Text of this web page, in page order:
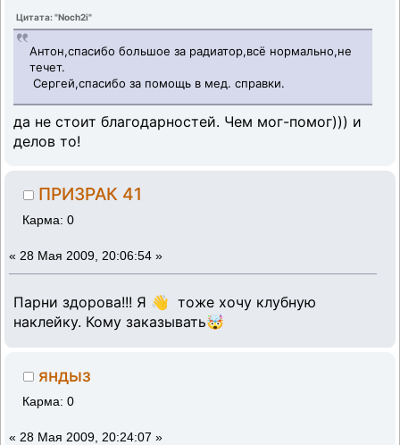
Цитата: "Noch2i"
Антон,спасибо большое за радиатор,всё нормально,не
течет.
Сергей,спасибо за помощь в мед. справки.
да не стоит благодарностей. Чем мог-помог))) и
делов то!
ПРИЗРАК 41
Карма: 0
« 28 Мая 2009, 20:06:54 »
Парни здорова!!! Я 👋 тоже хочу клубную
наклейку. Кому заказывать🤯
яндыз
Карма: 0
« 28 Мая 2009, 20:24:07 »